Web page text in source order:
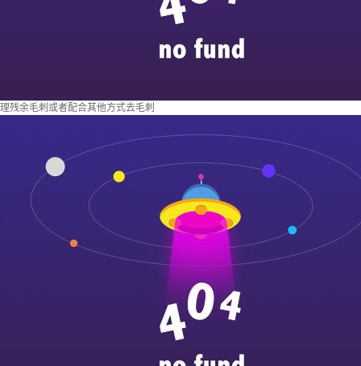
理残余毛刺或者配合其他方式去毛刺